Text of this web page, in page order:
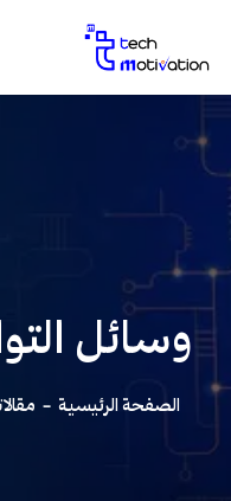
وسائل
الصفحة الرئيسية